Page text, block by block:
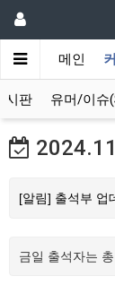
메인
시판 유머/이슈
[알림] 출석부 업
금일 출석자는 총